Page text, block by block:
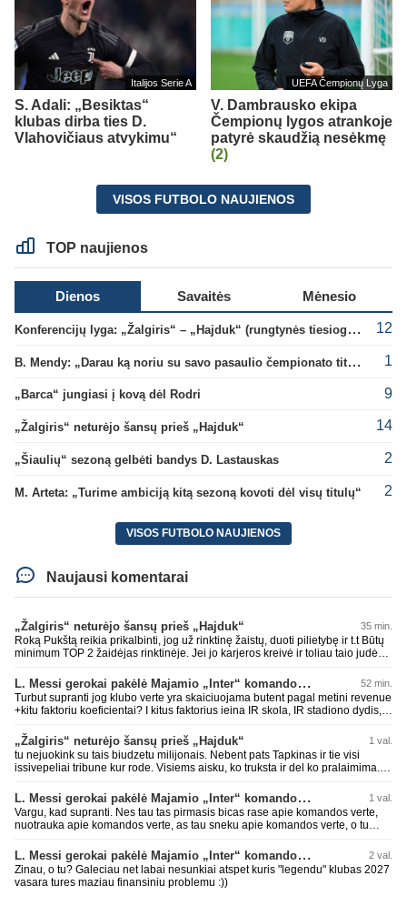
Italijos Serie A
S. Adali: „Besiktas“
klubas dirba ties D.
Vlahovičiaus atvykimu“
UEFA Čempionų Lyga
V. Dambrausko ekipa
Čempionų lygos atrankoje
patyrė skaudžią nesėkmę
(2)
VISOS FUTBOLO NAUJIENOS
TOP naujienos
Dienos Savaitės Mėnesio
Konferencijų lyga: „Žalgiris“ – „Hajduk“ (rungtynės tiesiogiai) 12
B. Mendy: „Darau ką noriu su savo pasaulio čempionato titulu“ 1
„Barca“ jungiasi į kovą dėl Rodri 9
„Žalgiris“ neturėjo šansų prieš „Hajduk“ 14
„Šiaulių“ sezoną gelbėti bandys D. Lastauskas 2
M. Arteta: „Turime ambiciją kitą sezoną kovoti dėl visų titulų“ 2
VISOS FUTBOLO NAUJIENOS
Naujausi komentarai
„Žalgiris“ neturėjo šansų prieš „Hajduk“ 35 min.
Roką Pukštą reikia prikalbinti, jog už rinktinę žaistų, duoti pilietybę ir t.t Būtų
minimum TOP 2 žaidėjas rinktinėje. Jei jo karjeros kreivė ir toliau taio judės,
L. Messi gerokai pakėlė Majamio „Inter“ komandos vertę 52 min.
Turbut supranti jog klubo verte yra skaiciuojama butent pagal metini revenue
+kitu faktoriu koeficientai? I kitus faktorius ieina IR skola, IR stadiono dydis,
puikiausiai sugeneravo rekordini 1.1B revenue, kas stipriai prisidejo prie
milzinisko klubo vertes suoli siemet. Be to, tie 200 pamineti cia yra visiskai
on-point, jeigu jau musu mylimas D. prasneko apie klubo vertes kelima, arba
CR atveju - numusima.
„Žalgiris“ neturėjo šansų prieš „Hajduk“ 1 val.
tu nejuokink su tais biudzetu milijonais. Nebent pats Tapkinas ir tie visi
issivepeliai tribune kur rode. Visiems aisku, ko truksta ir del ko pralaimima.
ziniasklaidos, kuri isanalizuoti po pirsteli, ko kam truksta, tai nei kalnietis nei
kasperunas nesusigaudys. Aciu, mercys, lauksim wilno grietineles
besivaipanciu itamet Konfu lygoje 20 tukst. stadione...jei makleriui tapinui
neatsibos sitas projektas
L. Messi gerokai pakėlė Majamio „Inter“ komandos vertę 1 val.
Vargu, kad supranti. Nes tau tas pirmasis bicas rase apie komandos verte,
nuotrauka apie komandos verte, as tau sneku apie komandos verte, o tu
pasaulyje pagal tai, bet uzima antra vieta po Realo pagal klubine verte
pasaulyje. Tokios ten ir finansines problemos pas ta Al Nassr kai PIF vienu
rankos mostu galetu viska nubraukti jeigu noretu. Siaip tas PIF savo
priziurimus klubus galetu arabuose griezciau kontroliuoti nes rinka nesveikai
L. Messi gerokai pakėlė Majamio „Inter“ komandos vertę 2 val.
Zinau, o tu? Galeciau net labai nesunkiai atspet kuris "legendu" klubas 2027
vasara tures maziau finansiniu problemu :))